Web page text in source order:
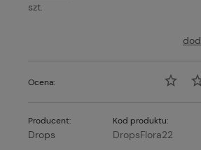
szt.
Ocena:
Producent:
Drops
Kod produktu:
DropsFlora22